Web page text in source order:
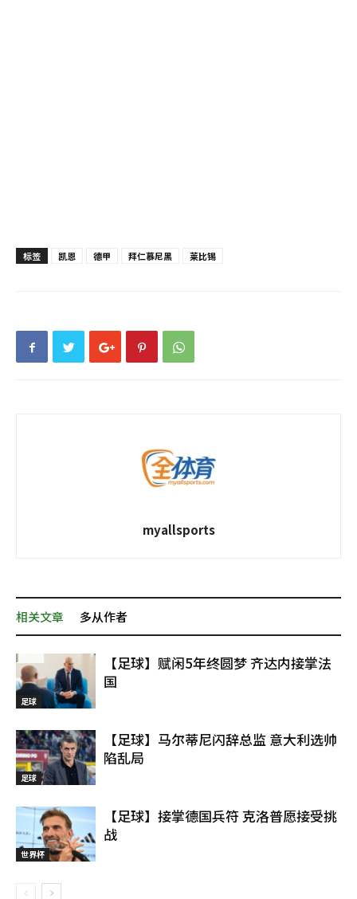
标签 凯恩 德甲 拜仁慕尼黑 莱比锡
myallsports
相关文章 多从作者
足球
【足球】赋闲5年终圆梦 齐达内接掌法
国
足球
【足球】马尔蒂尼闪辞总监 意大利选帅
陷乱局
世界杯
【足球】接掌德国兵符 克洛普愿接受挑
战